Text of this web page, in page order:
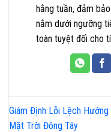
hằng tuần, đảm
nằm dưới ngưỡng
toàn tuyệt đối cho
Giám Định Lỗi Lệch Hướng
Mặt Trời Đông Tây